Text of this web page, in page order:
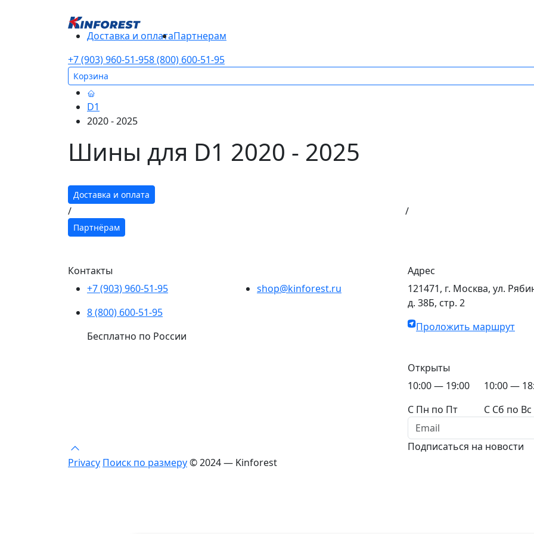
Доставка и оплатаПартнерам
+7 (903) 960-51-958 (800) 600-51-95
Корзина
D1
2020 - 2025
Шины для D1 2020 - 2025
Доставка и оплата
/
Партнёрам
/
Контакты
+7 (903) 960-51-95
8 (800) 600-51-95
Бесплатно по России
shop@kinforest.ru
Адрес
121471, г. Москва, ул.
д. 38Б, стр. 2
Проложить маршрут
Открыты
10:00 — 19:00
C Пн по Пт
10:00 —
C Сб по Вс
Подписаться на новости
Privacy Поиск по размеру© 2024 — Kinforest